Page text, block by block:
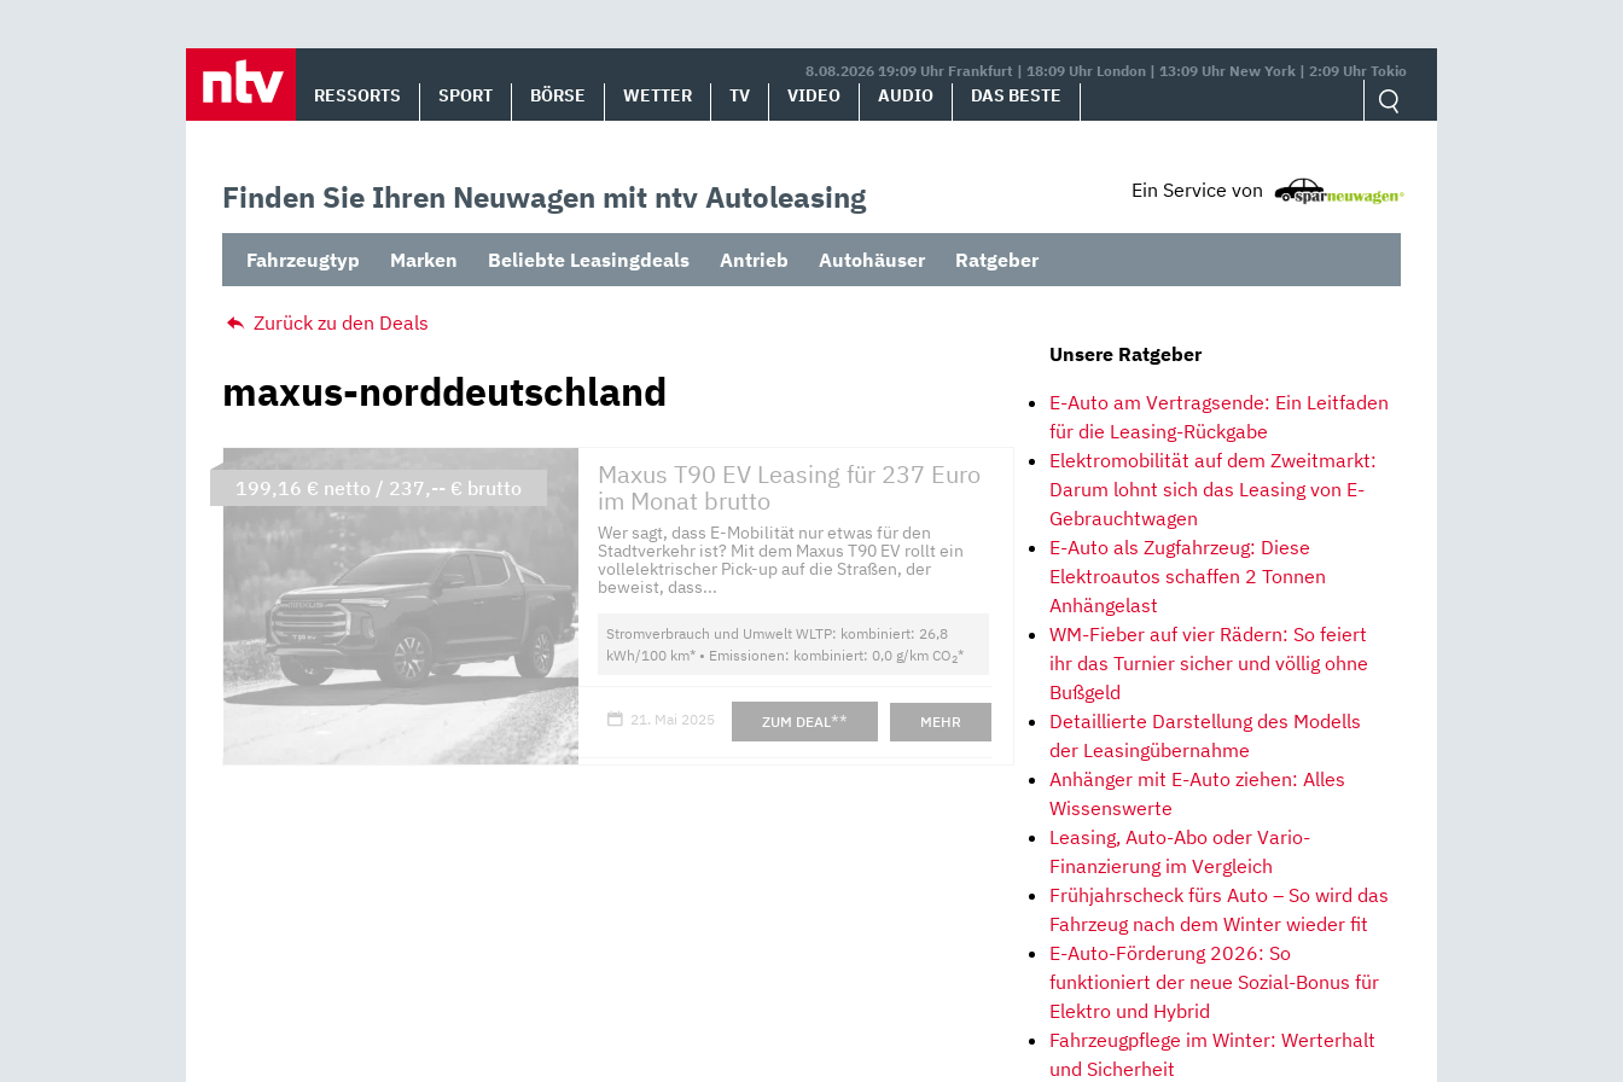
8.08.2026 19:09 Uhr Frankfurt | 18:09 Uhr London | 13:09 Uhr New York | 2:09 Uhr Tokio
RESSORTS SPORT BÖRSE WETTER TV VIDEO AUDIO DAS BESTE
Finden Sie Ihren Neuwagen mit ntv Autoleasing Ein Service von
Fahrzeugtyp Marken Beliebte Leasingdeals Antrieb Autohäuser Ratgeber
Zurück zu den Deals
maxus-norddeutschland
Maxus T90 EV Leasing für 237 Euro
im Monat brutto
Wer sagt, dass E-Mobilität nur etwas für den
Stadtverkehr ist? Mit dem Maxus T90 EV rollt ein
vollelektrischer Pick-up auf die Straßen, der
beweist, dass...
Stromverbrauch und Umwelt WLTP: kombiniert: 26,8
kWh/100 km* • Emissionen: kombiniert: 0,0 g/km CO2*
21. Mai 2025 ZUM DEAL** MEHR
199,16 € netto / 237,-- € brutto
Unsere Ratgeber
E-Auto am Vertragsende: Ein Leitfaden
für die Leasing-Rückgabe
Elektromobilität auf dem Zweitmarkt:
Darum lohnt sich das Leasing von E-
Gebrauchtwagen
E-Auto als Zugfahrzeug: Diese
Elektroautos schaffen 2 Tonnen
Anhängelast
WM-Fieber auf vier Rädern: So feiert
ihr das Turnier sicher und völlig ohne
Bußgeld
Detaillierte Darstellung des Modells
der Leasingübernahme
Anhänger mit E-Auto ziehen: Alles
Wissenswerte
Leasing, Auto-Abo oder Vario-
Finanzierung im Vergleich
Frühjahrscheck fürs Auto – So wird das
Fahrzeug nach dem Winter wieder fit
E-Auto-Förderung 2026: So
funktioniert der neue Sozial-Bonus für
Elektro und Hybrid
Fahrzeugpflege im Winter: Werterhalt
und Sicherheit